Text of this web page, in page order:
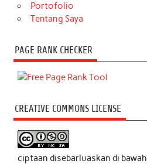
Portofolio
Tentang Saya
PAGE RANK CHECKER
CREATIVE COMMONS LICENSE
ciptaan disebarluaskan di bawah